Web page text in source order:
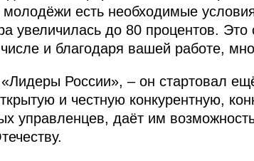
молодёжи есть необходимые
увеличилась до 80 процентов.
и благодаря вашей работе,
России», – он стартовал
и честную конкурентную,
управленцев, даёт им